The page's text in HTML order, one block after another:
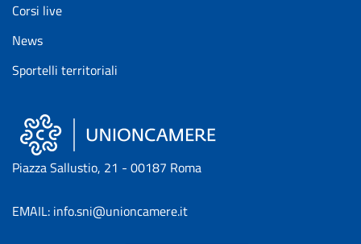
Corsi live
News
Sportelli territoriali
Piazza Sallustio, 21 - 00187 Roma
EMAIL: info.sni@unioncamere.it